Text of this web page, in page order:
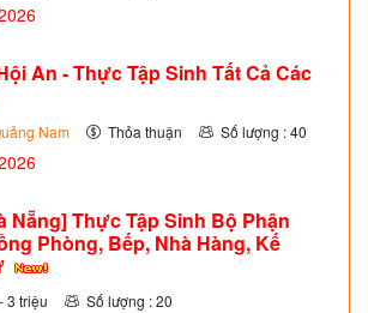
An - Thực Tập Sinh Tất Cả Các
Nam Thỏa thuận Số lượng : 40
Nẵng] Thực Tập Sinh Bộ Phận
Phòng, Bếp, Nhà Hàng, Kế
3 triệu Số lượng : 20